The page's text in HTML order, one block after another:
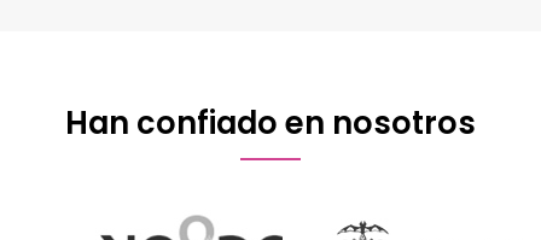
Han confiado en nosotros